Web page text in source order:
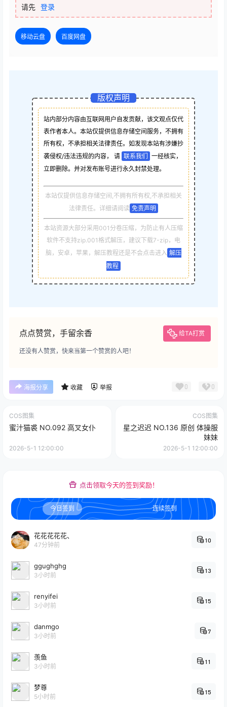
请先 登录
移动云盘 百度网盘
版权声明
站内部分内容由互联网用户自发贡献，该文观点仅代
表作者本人。本站仅提供信息存储空间服务，不拥有
所有权，不承担相关法律责任。如发现本站有涉嫌抄
袭侵权/违法违规的内容， 请 联系我们
一经核实，
立即删除。并对发布账号进行永久封禁处理。
本站仅提供信息存储空间,不拥有所有权,不承担相关
法律责任。详细请阅读 免责声明
本站资源大部分采用001分卷压缩，为防止有人压缩
软件不支持zip.001格式解压，建议下载7-zip，电
脑，安卓，苹果，解压教程还是不会点击进入 解压
教程
点点赞赏，手留余香 给TA打赏
还没有人赞赏，快来当第一个赞赏的人吧！
海报分享 收藏 举报 0 0
COS图集
蜜汁猫裘 NO.092 高叉女仆
2026-5-1 12:00:00
COS图集
星之迟迟 NO.136 原创 体操服
妹妹
2026-5-1 12:00:00
点击领取今天的签到奖励！
今日签到 连续签到
花花花花花、
47分钟前
10
ggughghg
3小时前
13
renyifei
3小时前
15
danmgo
3小时前
7
羡鱼
3小时前
11
梦尊
5小时前
15